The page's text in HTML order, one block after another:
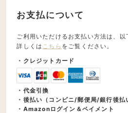
お支払について
ご利用いただけるお支払い方法は、以
詳しくは こちら をご覧ください。
・クレジットカード
・代金引換
・後払い（コンビニ/郵便局/銀行後払
・Amazonログイン＆ペイメント